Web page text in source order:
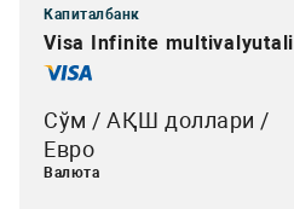
Капиталбанк
Visa Infinite multivalyutali
Сўм / АҚШ доллари /
Евро
Валюта